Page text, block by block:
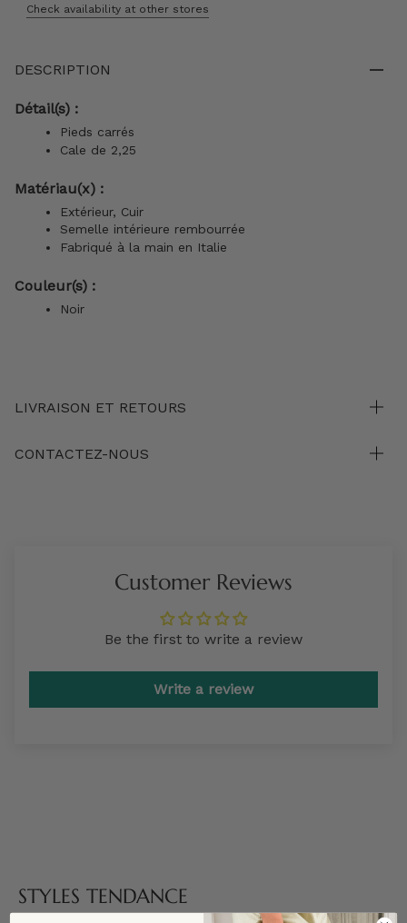
Check availability at other stores
DESCRIPTION
Détail(s) :
Pieds carrés
Cale de 2,25
Matériau(x) :
Extérieur, Cuir
Semelle intérieure rembourrée
Fabriqué à la main en Italie
Couleur(s) :
Noir
LIVRAISON ET RETOURS
CONTACTEZ-NOUS
Customer Reviews
Be the first to write a review
Write a review
STYLES TENDANCE